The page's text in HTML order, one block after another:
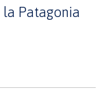
Patagonia